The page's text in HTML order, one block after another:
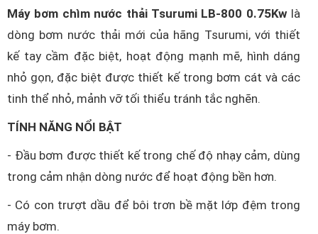
Máy bơm chìm nước thải Tsurumi LB-800 0.75Kw là
dòng bơm nước thải mới của hãng Tsurumi, với thiết
kế tay cầm đặc biệt, hoạt động mạnh mẽ, hình dáng
nhỏ gọn, đặc biệt được thiết kế trong bơm cát và các
tinh thể nhỏ, mảnh vỡ tối thiểu tránh tắc nghẽn.
TÍNH NĂNG NỔI BẬT
- Đầu bơm được thiết kế trong chế độ nhạy cảm, dùng
trong cảm nhận dòng nước để hoạt động bền hơn.
- Có con trượt dầu để bôi trơn bề mặt lớp đệm trong
máy bơm.